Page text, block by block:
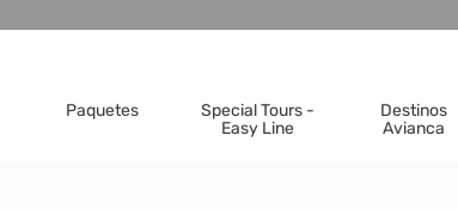
Paquetes
Special Tours -
Easy Line
Destinos
Avianca